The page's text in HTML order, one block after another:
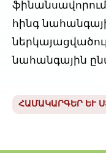
հինգ
նահանգային
ՀԱՄԱԿԱՐԳԵՐ ԵՒ